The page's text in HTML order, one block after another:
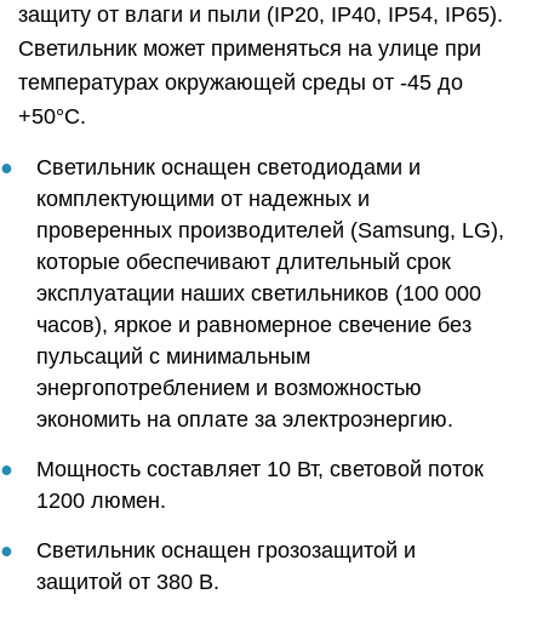
защиту от влаги и пыли (IP20, IP40, IP54, IP65).
Светильник может применяться на улице при
температурах окружающей среды от -45 до
+50°C.
Светильник оснащен светодиодами и
комплектующими от надежных и
проверенных производителей (Samsung, LG),
которые обеспечивают длительный срок
эксплуатации наших светильников (100 000
часов), яркое и равномерное свечение без
пульсаций с минимальным
энергопотреблением и возможностью
экономить на оплате за электроэнергию.
Мощность составляет 10 Вт, световой поток
1200 люмен.
Светильник оснащен грозозащитой и
защитой от 380 В.